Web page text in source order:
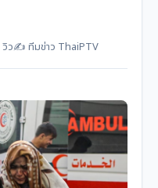
ว✍️ ทีมข่าว ThaiPTV